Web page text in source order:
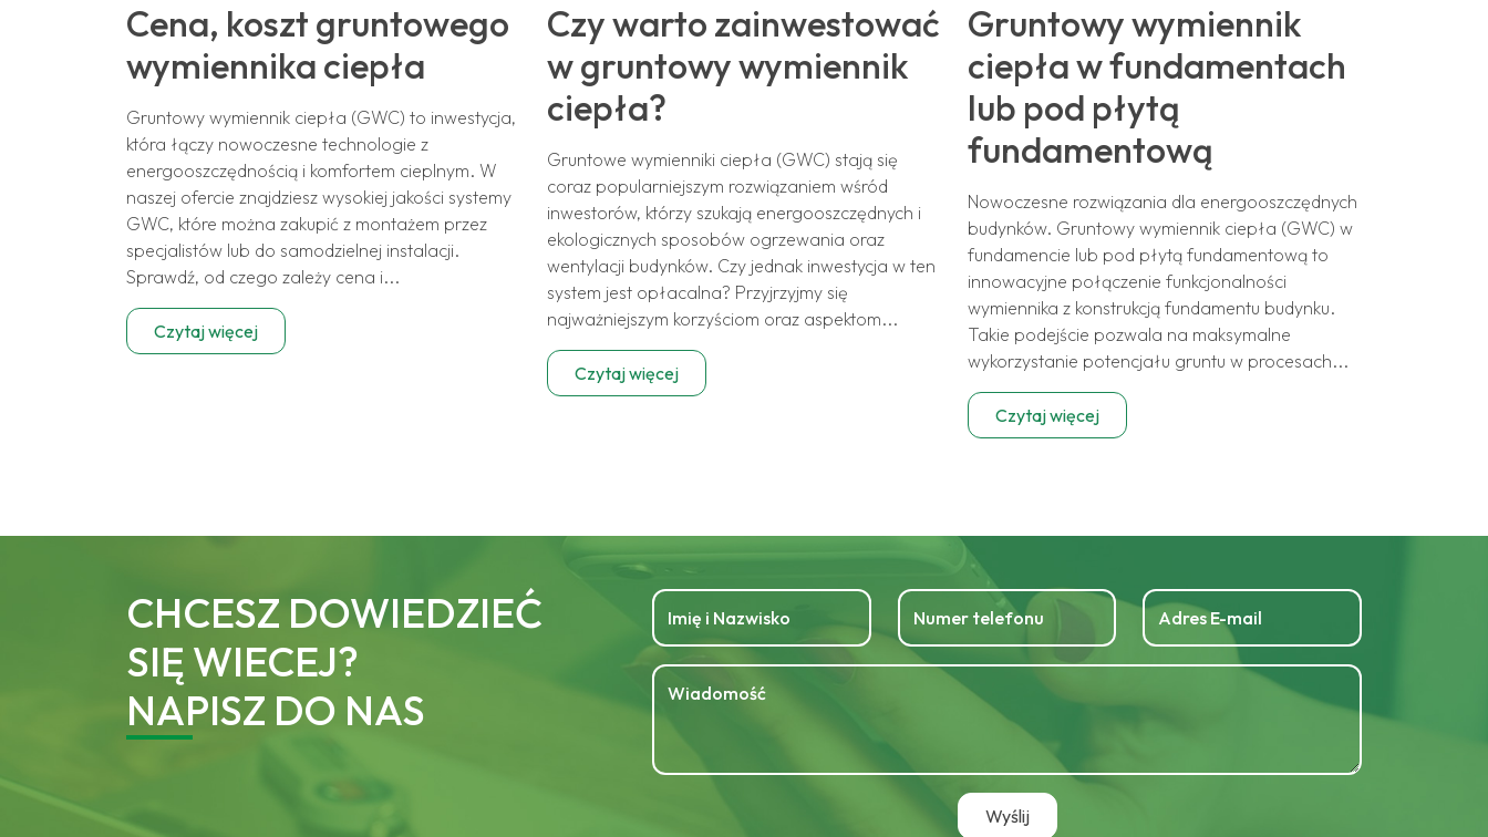
Cena, koszt gruntowego
wymiennika ciepła
Gruntowy wymiennik ciepła (GWC) to inwestycja,
która łączy nowoczesne technologie z
energooszczędnością i komfortem cieplnym. W
naszej ofercie znajdziesz wysokiej jakości systemy
GWC, które można zakupić z montażem przez
specjalistów lub do samodzielnej instalacji.
Sprawdź, od czego zależy cena i...
Czytaj więcej
Czy warto zainwestować
w gruntowy wymiennik
ciepła?
Gruntowe wymienniki ciepła (GWC) stają się
coraz popularniejszym rozwiązaniem wśród
inwestorów, którzy szukają energooszczędnych i
ekologicznych sposobów ogrzewania oraz
wentylacji budynków. Czy jednak inwestycja w ten
system jest opłacalna? Przyjrzyjmy się
najważniejszym korzyściom oraz aspektom...
Czytaj więcej
Gruntowy wymiennik
ciepła w fundamentach
lub pod płytą
fundamentową
Nowoczesne rozwiązania dla energooszczędnych
budynków. Gruntowy wymiennik ciepła (GWC) w
fundamencie lub pod płytą fundamentową to
innowacyjne połączenie funkcjonalności
wymiennika z konstrukcją fundamentu budynku.
Takie podejście pozwala na maksymalne
wykorzystanie potencjału gruntu w procesach...
Czytaj więcej
CHCESZ DOWIEDZIEĆ
SIĘ WIECEJ?
NAPISZ DO NAS